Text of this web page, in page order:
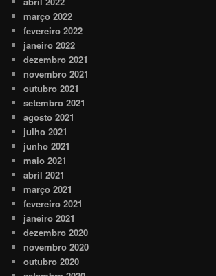
março 2022
fevereiro 2022
janeiro 2022
dezembro 2021
novembro 2021
outubro 2021
setembro 2021
agosto 2021
julho 2021
junho 2021
maio 2021
abril 2021
março 2021
fevereiro 2021
janeiro 2021
dezembro 2020
novembro 2020
outubro 2020